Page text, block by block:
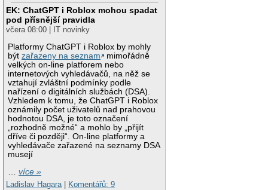
EK: ChatGPT i Roblox mohou spadat
pod přísnější pravidla
včera 08:00 | IT novinky
Platformy ChatGPT i Roblox by mohly
býtzařazeny na seznam
mimořádně
velkých on-line platforem nebo
internetových vyhledávačů, na něž se
vztahují zvláštní podmínky podle
nařízení o digitálních službách (DSA).
Vzhledem k tomu, že ChatGPT i Roblox
oznámily počet uživatelů nad prahovou
hodnotou DSA, je toto označení
„rozhodně možné“ a mohlo by „přijít
dříve či později“. On-line platformy a
vyhledávače zařazené na seznamy DSA
musejí
…více »
Ladislav Hagara| Komentářů: 9